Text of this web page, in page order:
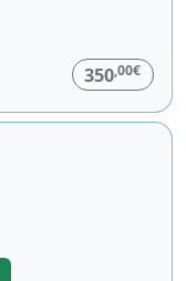
350,00€